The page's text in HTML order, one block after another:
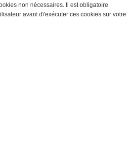
non nécessaires. Il est obligatoire
avant d\'exécuter ces cookies sur votre